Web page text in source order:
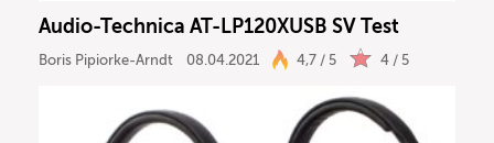
Audio-Technica AT-LP120XUSB SV Test
Boris Pipiorke-Arndt 08.04.2021 4,7 / 5 4 / 5